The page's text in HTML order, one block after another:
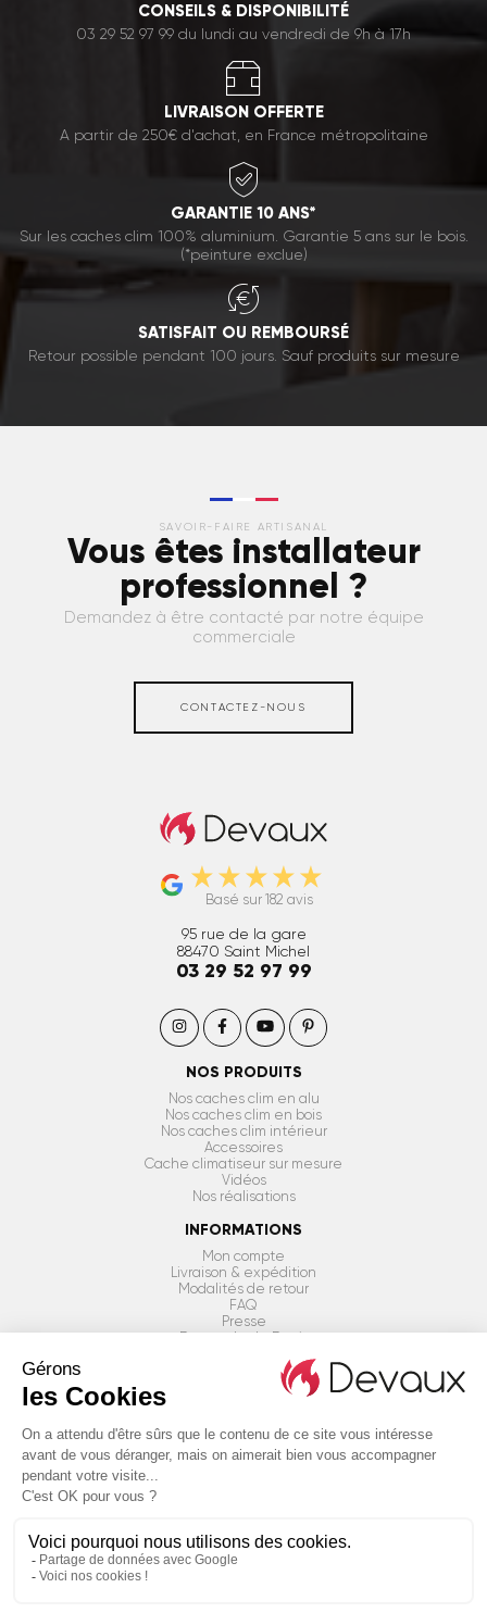
CONSEILS & DISPONIBILITÉ
03 29 52 97 99 du lundi au vendredi de 9h à 17h
LIVRAISON OFFERTE
A partir de 250€ d'achat, en France métropolitaine
GARANTIE 10 ANS*
Sur les caches clim 100% aluminium. Garantie 5 ans sur le bois.
(*peinture exclue)
SATISFAIT OU REMBOURSÉ
Retour possible pendant 100 jours. Sauf produits sur mesure
SAVOIR-FAIRE ARTISANAL
Vous êtes installateur
professionnel ?
Demandez à être contacté par notre équipe
commerciale
CONTACTEZ-NOUS
Caches clim et PAC extérieur
Basé sur 182 avis
95 rue de la gare
88470 Saint Michel
03 29 52 97 99
NOS PRODUITS
Nos caches clim en alu
Nos caches clim en bois
Nos caches clim intérieur
Accessoires
Cache climatiseur sur mesure
Vidéos
Nos réalisations
INFORMATIONS
Mon compte
Livraison & expédition
Modalités de retour
FAQ
Presse
Demande de Devis
BESOIN D'AIDE ?
ÊTRE RAPPELÉ PAR UN CONSEILLER
Conditions générales & Mentions légales